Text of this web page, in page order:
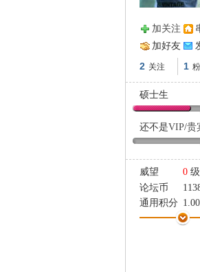
家
加关注
加好友
2 关注 1
硕士生
还不是VIP/贵
威望 0 级
论坛币
通用积分
学术水平
1 点